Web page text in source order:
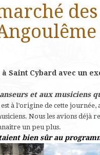
Saint Cybard avec un
et aux musiciens
à l’origine de cette journée,
Nous les avions déjà
un peu plus.
bien sûr au